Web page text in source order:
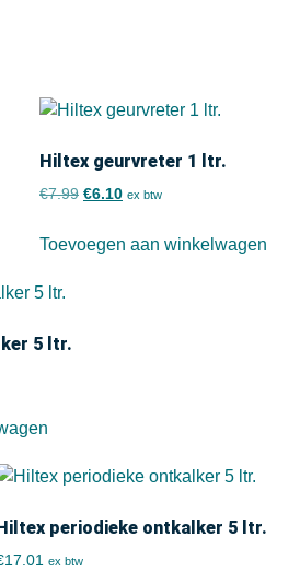
Hiltex geurvreter 1 ltr.
€7.99 €6.10 ex btw
Toevoegen aan winkelwagen
5 ltr.
Hiltex periodieke ontkalker 5 ltr.
17.01 ex btw